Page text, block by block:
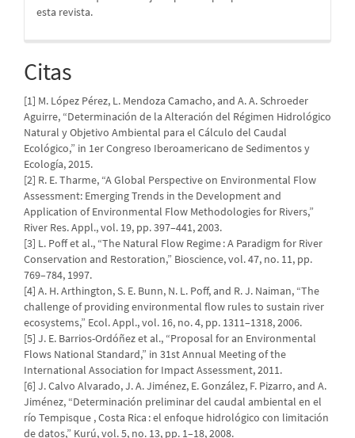
esta revista.
Citas
[1] M. López Pérez, L. Mendoza Camacho, and A. A. Schroeder
Aguirre, “Determinación de la Alteración del Régimen Hidrológico
Natural y Objetivo Ambiental para el Cálculo del Caudal
Ecológico,” in 1er Congreso Iberoamericano de Sedimentos y
Ecología, 2015.
[2] R. E. Tharme, “A Global Perspective on Environmental Flow
Assessment: Emerging Trends in the Development and
Application of Environmental Flow Methodologies for Rivers,”
River Res. Appl., vol. 19, pp. 397–441, 2003.
[3] L. Poff et al., “The Natural Flow Regime : A Paradigm for River
Conservation and Restoration,” Bioscience, vol. 47, no. 11, pp.
769–784, 1997.
[4] A. H. Arthington, S. E. Bunn, N. L. Poff, and R. J. Naiman, “The
challenge of providing environmental flow rules to sustain river
ecosystems,” Ecol. Appl., vol. 16, no. 4, pp. 1311–1318, 2006.
[5] J. E. Barrios-Ordóñez et al., “Proposal for an Environmental
Flows National Standard,” in 31st Annual Meeting of the
International Association for Impact Assessment, 2011.
[6] J. Calvo Alvarado, J. A. Jiménez, E. González, F. Pizarro, and A.
Jiménez, “Determinación preliminar del caudal ambiental en el
río Tempisque , Costa Rica : el enfoque hidrológico con limitación
de datos,” Kurú, vol. 5, no. 13, pp. 1–18, 2008.